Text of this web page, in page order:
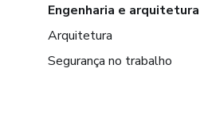
Engenharia e arquitetura
Arquitetura
Segurança no trabalho